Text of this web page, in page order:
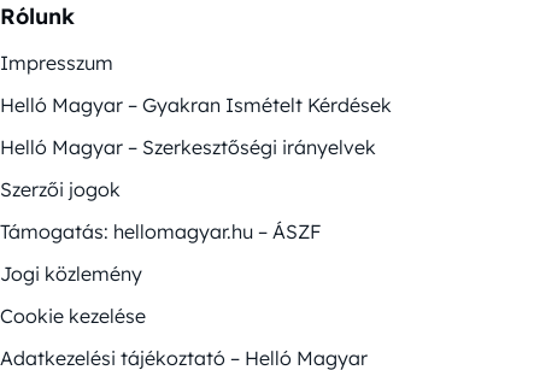
Rólunk
Impresszum
Helló Magyar – Gyakran Ismételt Kérdések
Helló Magyar – Szerkesztőségi irányelvek
Szerzői jogok
Támogatás: hellomagyar.hu – ÁSZF
Jogi közlemény
Cookie kezelése
Adatkezelési tájékoztató – Helló Magyar